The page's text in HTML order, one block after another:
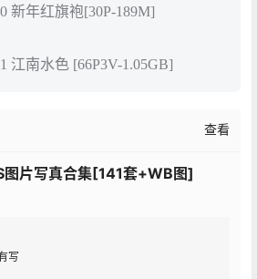
新年红旗袍[30P-189M]
江南水色 [66P3V-1.05GB]
查看
图片写真合集[141套+WB图]
写